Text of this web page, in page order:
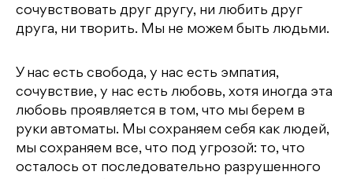
сочувствовать друг другу, ни любить друг
друга, ни творить. Мы не можем быть людьми.
У нас есть свобода, у нас есть эмпатия,
сочувствие, у нас есть любовь, хотя иногда эта
любовь проявляется в том, что мы берем в
руки автоматы. Мы сохраняем себя как людей,
мы сохраняем все, что под угрозой: то, что
осталось от последовательно разрушенного